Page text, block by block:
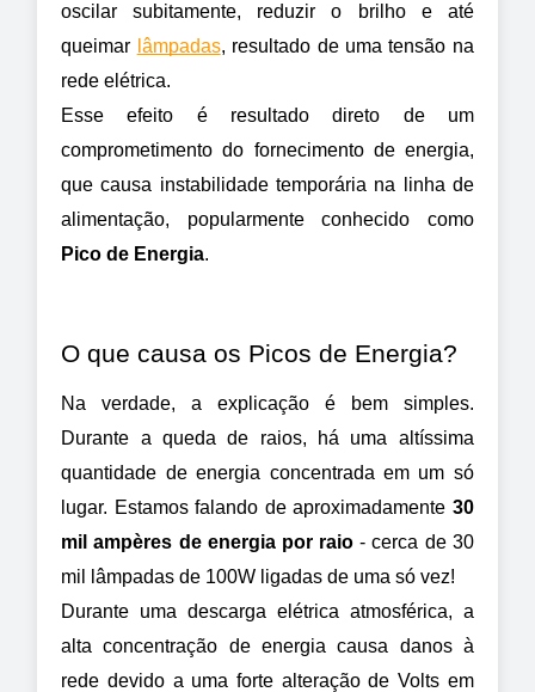
oscilar subitamente, reduzir o brilho e até
queimar lâmpadas, resultado de uma tensão na
rede elétrica.
Esse efeito é resultado direto de um
comprometimento do fornecimento de energia,
que causa instabilidade temporária na linha de
alimentação, popularmente conhecido como
Pico de Energia.
O que causa os Picos de Energia?
Na verdade, a explicação é bem simples.
Durante a queda de raios, há uma altíssima
quantidade de energia concentrada em um só
lugar. Estamos falando de aproximadamente 30
mil ampères de energia por raio - cerca de 30
mil lâmpadas de 100W ligadas de uma só vez!
Durante uma descarga elétrica atmosférica, a
alta concentração de energia causa danos à
rede devido a uma forte alteração de Volts em